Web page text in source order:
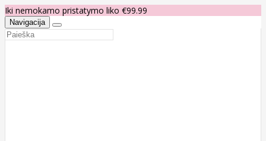
Iki nemokamo pristatymo liko €99.99
Navigacija